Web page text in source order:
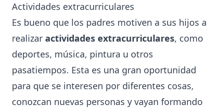
Actividades extracurriculares
Es bueno que los padres motiven a sus hijos a
realizar actividades extracurriculares, como
deportes, música, pintura u otros
pasatiempos. Esta es una gran oportunidad
para que se interesen por diferentes cosas,
conozcan nuevas personas y vayan formando